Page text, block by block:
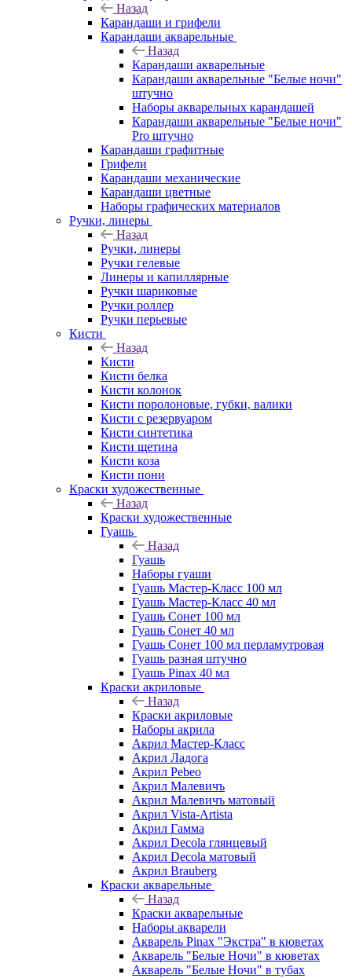
Назад
Карандаши и грифели
Карандаши акварельные
Назад
Карандаши акварельные
Карандаши акварельные "Белые ночи"
штучно
Наборы акварельных карандашей
Карандаши акварельные "Белые ночи"
Pro штучно
Карандаши графитные
Грифели
Карандаши механические
Карандаши цветные
Наборы графических материалов
Ручки, линеры
Назад
Ручки, линеры
Ручки гелевые
Линеры и капиллярные
Ручки шариковые
Ручки роллер
Ручки перьевые
Кисти
Назад
Кисти
Кисти белка
Кисти колонок
Кисти поролоновые, губки, валики
Кисти с резервуаром
Кисти синтетика
Кисти щетина
Кисти коза
Кисти пони
Краски художественные
Назад
Краски художественные
Гуашь
Назад
Гуашь
Наборы гуаши
Гуашь Мастер-Класс 100 мл
Гуашь Мастер-Класс 40 мл
Гуашь Сонет 100 мл
Гуашь Сонет 40 мл
Гуашь Сонет 100 мл перламутровая
Гуашь разная штучно
Гуашь Pinax 40 мл
Краски акриловые
Назад
Краски акриловые
Наборы акрила
Акрил Мастер-Класс
Акрил Ладога
Акрил Pebeo
Акрил Малевичъ
Акрил Малевичъ матовый
Акрил Vista-Artista
Акрил Гамма
Акрил Decola глянцевый
Акрил Decola матовый
Акрил Brauberg
Краски акварельные
Назад
Краски акварельные
Наборы акварели
Акварель Pinax "Экстра" в кюветах
Акварель "Белые Ночи" в кюветах
Акварель "Белые Ночи" в тубах